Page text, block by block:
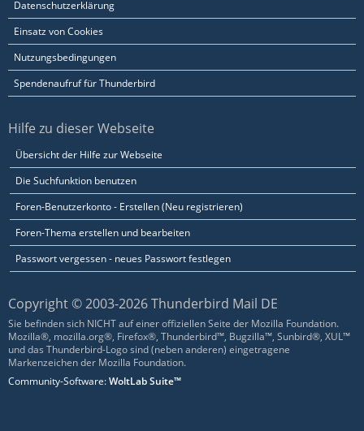
Datenschutzerklärung
Einsatz von Cookies
Nutzungsbedingungen
Spendenaufruf für Thunderbird
Hilfe zu dieser Webseite
Übersicht der Hilfe zur Webseite
Die Suchfunktion benutzen
Foren-Benutzerkonto - Erstellen (Neu registrieren)
Foren-Thema erstellen und bearbeiten
Passwort vergessen - neues Passwort festlegen
Copyright © 2003-2026 Thunderbird Mail DE
Sie befinden sich NICHT auf einer offiziellen Seite der Mozilla Foundation.
Mozilla®, mozilla.org®, Firefox®, Thunderbird™, Bugzilla™, Sunbird®, XUL™
und das Thunderbird-Logo sind (neben anderen) eingetragene
Markenzeichen der Mozilla Foundation.
Community-Software:WoltLab Suite™